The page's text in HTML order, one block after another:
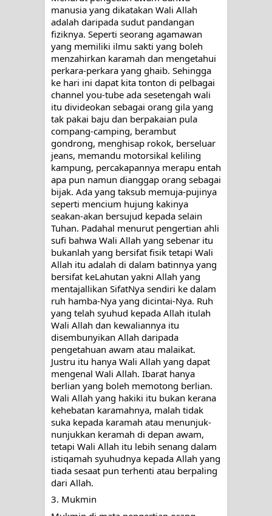
SYUHUD, DAN MANUNGGALING
KAWULA GUSTI
WAHDATUL WUJUD ITU APA..??
manusia yang dikatakan Wali Allah
adalah daripada sudut pandangan
fiziknya. Seperti seorang agamawan
yang memiliki ilmu sakti yang boleh
menzahirkan karamah dan mengetahui
perkara-perkara yang ghaib. Sehingga
ke hari ini dapat kita tonton di pelbagai
channel you-tube ada sesetengah wali
itu divideokan sebagai orang gila yang
tak pakai baju dan berpakaian pula
compang-camping, berambut
gondrong, menghisap rokok, berseluar
jeans, memandu motorsikal keliling
kampung, percakapannya merapu entah
apa pun namun dianggap orang sebagai
bijak. Ada yang taksub memuja-pujinya
seperti mencium hujung kakinya
seakan-akan bersujud kepada selain
Tuhan. Padahal menurut pengertian ahli
sufi bahwa Wali Allah yang sebenar itu
bukanlah yang bersifat fisik tetapi Wali
Allah itu adalah di dalam batinnya yang
bersifat keLahutan yakni Allah yang
mentajallikan SifatNya sendiri ke dalam
ruh hamba-Nya yang dicintai-Nya. Ruh
yang telah syuhud kepada Allah itulah
Wali Allah dan kewaliannya itu
disembunyikan Allah daripada
pengetahuan awam atau malaikat.
Justru itu hanya Wali Allah yang dapat
mengenal Wali Allah. Ibarat hanya
berlian yang boleh memotong berlian.
Wali Allah yang hakiki itu bukan kerana
kehebatan karamahnya, malah tidak
suka kepada karamah atau menunjuk-
nunjukkan keramah di depan awam,
tetapi Wali Allah itu lebih senang dalam
istiqamah syuhudnya kepada Allah yang
tiada sesaat pun terhenti atau berpaling
dari Allah.
3. Mukmin